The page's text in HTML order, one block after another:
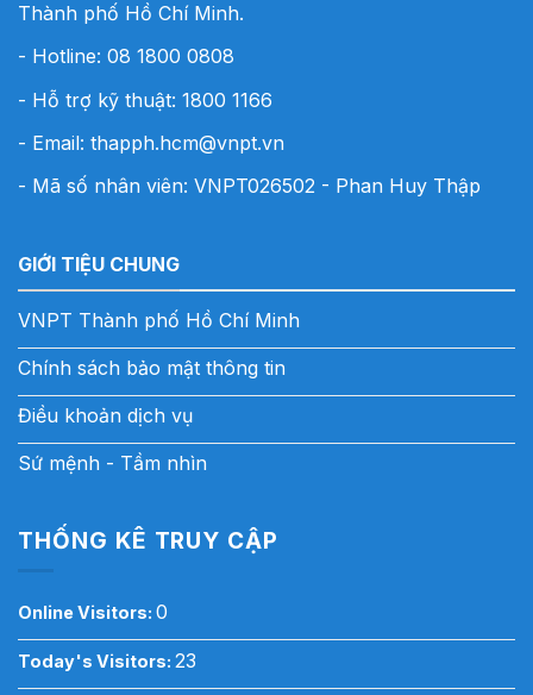
Thành phố Hồ Chí Minh.
- Hotline: 08 1800 0808
- Hỗ trợ kỹ thuật: 1800 1166
- Email: thapph.hcm@vnpt.vn
- Mã số nhân viên: VNPT026502 - Phan Huy Thập
GIỚI TIỆU CHUNG
VNPT Thành phố Hồ Chí Minh
Chính sách bảo mật thông tin
Điều khoản dịch vụ
Sứ mệnh - Tầm nhìn
THỐNG KÊ TRUY CẬP
Online Visitors: 0
Today's Visitors: 23